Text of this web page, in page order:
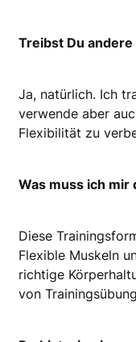
Treibst Du
Ja, natürlich. Ich
verwende aber
Flexibilität zu
Was muss ich
Diese
Flexible Muskeln
richtige
von